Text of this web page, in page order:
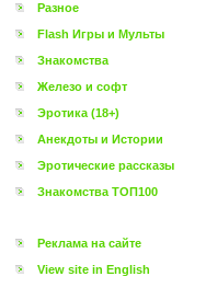
Разное
Flash Игры и Мульты
Знакомства
Железо и софт
Эротика (18+)
Анекдоты и Истории
Эротические рассказы
Знакомства ТОП100
Реклама на сайте
View site in English